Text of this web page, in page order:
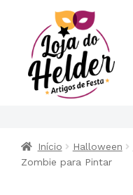
Início Halloween
Zombie para Pintar